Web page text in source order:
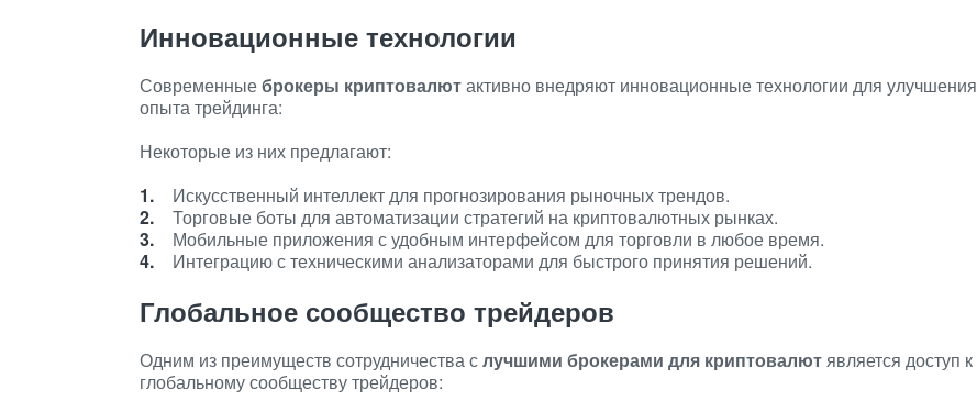
Инновационные технологии
Современныеброкеры криптовалютактивно внедряют инновационные технологии для улучшения
опыта трейдинга:
Некоторые из них предлагают:
Искусственный интеллект для прогнозирования рыночных трендов.
Торговые боты для автоматизации стратегий на криптовалютных рынках.
Мобильные приложения с удобным интерфейсом для торговли в любое время.
Интеграцию с техническими анализаторами для быстрого принятия решений.
Глобальное сообщество трейдеров
Одним из преимуществ сотрудничества случшими брокерами для криптовалютявляется доступ к
глобальному сообществу трейдеров: